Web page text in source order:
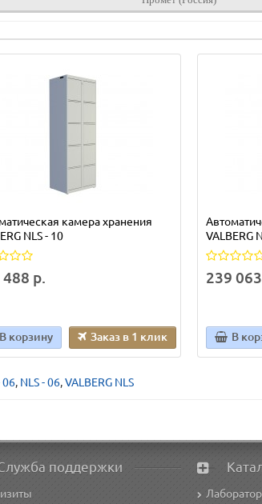
камера хранения
NLS - 10
р.
В корзину Заказ в 1 клик
VALBERG
239
В
06, NLS - 06,VALBERG NLS
поддержки